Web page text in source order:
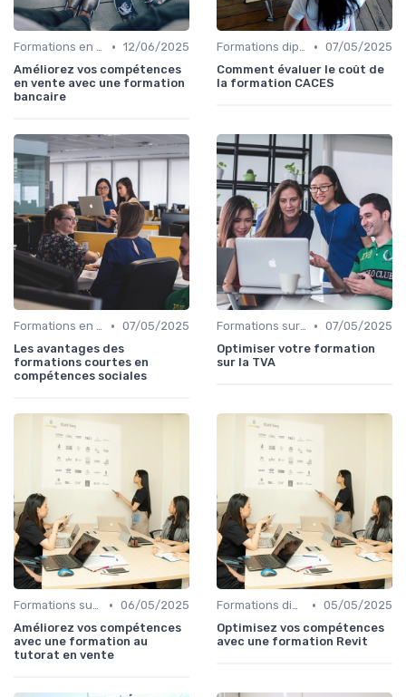
Formations en ligne • 12/06/2025
Améliorez vos compétences
en vente avec une formation
bancaire
Formations diplômantes • 07/05/2025
Comment évaluer le coût de
la formation CACES
Formations en ligne • 07/05/2025
Les avantages des
formations courtes en
compétences sociales
Formations sur mesure pour entreprises • 07/05/2025
Optimiser votre formation
sur la TVA
Formations sur mesure pour entreprises • 06/05/2025
Améliorez vos compétences
avec une formation au
tutorat en vente
Formations diplômantes • 05/05/2025
Optimisez vos compétences
avec une formation Revit